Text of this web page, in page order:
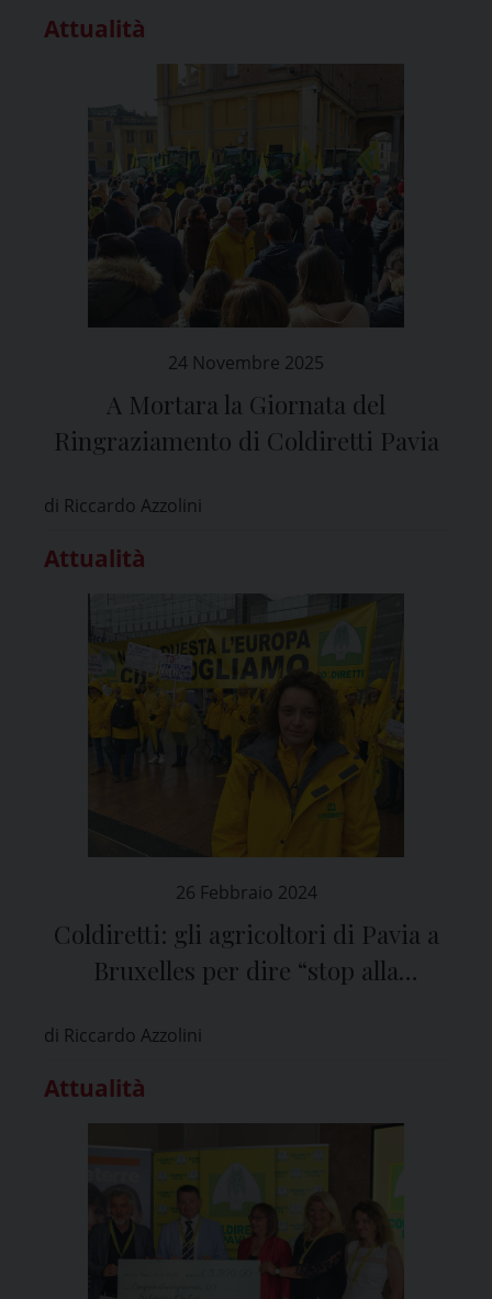
Attualità
24 Novembre 2025
A Mortara la Giornata del
Ringraziamento di Coldiretti Pavia
di Riccardo Azzolini
Attualità
26 Febbraio 2024
Coldiretti: gli agricoltori di Pavia a
Bruxelles per dire “stop alla
urgenti per il reddito delle imprese”
di Riccardo Azzolini
Attualità